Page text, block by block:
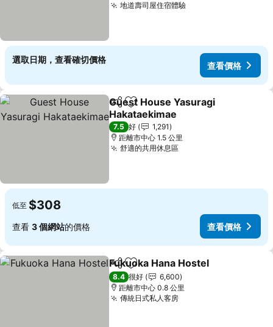
地道壽司屋住宿體驗查看價格
選取日期，查看確切價格
查看價格
分享 放到收藏夾
Guest House Yasuragi
Hakataekimae
查看價格
7.5 好
1,291
距離市中心 1.5 公里
舒適的共用休息區查看價格
低至 $308
查看 3 個網站的價格 查看價格
分享 放到收藏夾
Fukuoka Hana Hostel
8.4 很好
6,600
距離市中心 0.8 公里
傳統日式私人客房查看價格